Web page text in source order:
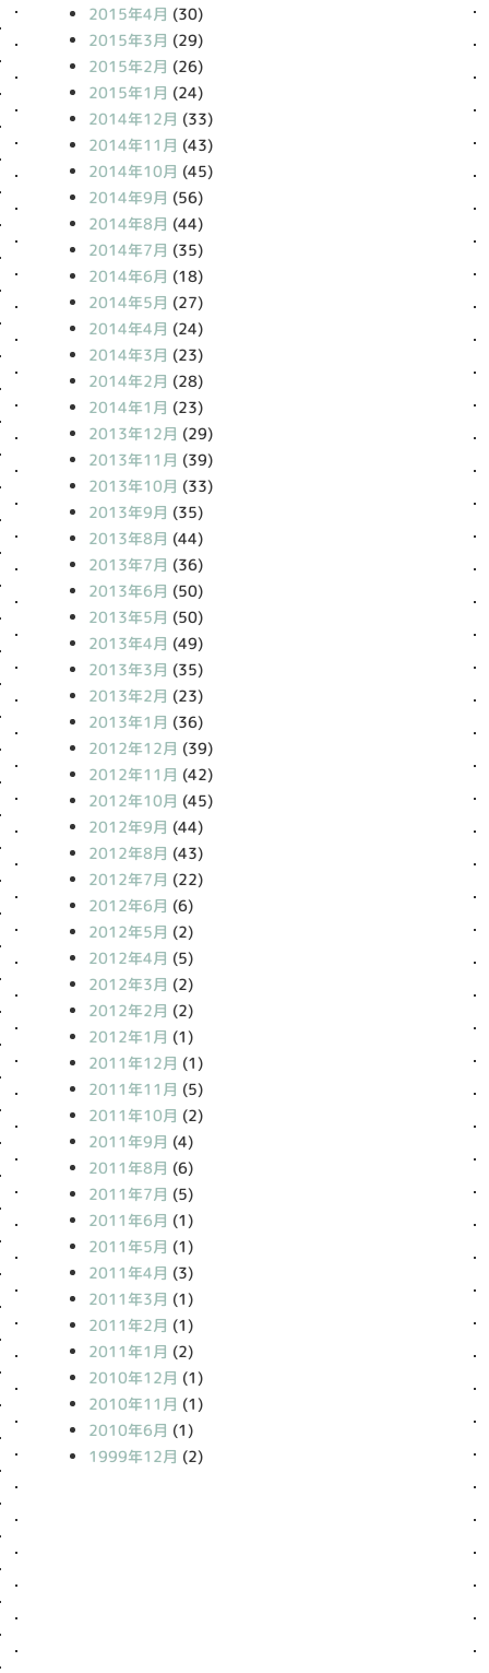
2015年4月 (30)
2015年3月 (29)
2015年2月 (26)
2015年1月 (24)
2014年12月 (33)
2014年11月 (43)
2014年10月 (45)
2014年9月 (56)
2014年8月 (44)
2014年7月 (35)
2014年6月 (18)
2014年5月 (27)
2014年4月 (24)
2014年3月 (23)
2014年2月 (28)
2014年1月 (23)
2013年12月 (29)
2013年11月 (39)
2013年10月 (33)
2013年9月 (35)
2013年8月 (44)
2013年7月 (36)
2013年6月 (50)
2013年5月 (50)
2013年4月 (49)
2013年3月 (35)
2013年2月 (23)
2013年1月 (36)
2012年12月 (39)
2012年11月 (42)
2012年10月 (45)
2012年9月 (44)
2012年8月 (43)
2012年7月 (22)
2012年6月 (6)
2012年5月 (2)
2012年4月 (5)
2012年3月 (2)
2012年2月 (2)
2012年1月 (1)
2011年12月 (1)
2011年11月 (5)
2011年10月 (2)
2011年9月 (4)
2011年8月 (6)
2011年7月 (5)
2011年6月 (1)
2011年5月 (1)
2011年4月 (3)
2011年3月 (1)
2011年2月 (1)
2011年1月 (2)
2010年12月 (1)
2010年11月 (1)
2010年6月 (1)
1999年12月 (2)